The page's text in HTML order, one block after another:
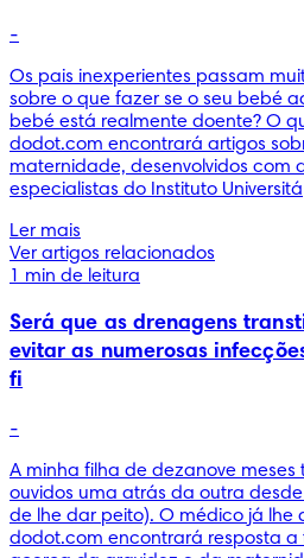
-
Os pais inexperientes passam
sobre o que fazer se o seu bebé
bebé está realmente doente? O
dodot.com encontrará artigos
maternidade, desenvolvidos com
especialistas do Instituto Universitá
Ler mais
Ver artigos relacionados
1 min de leitura
Será que as drenagens
evitar as numerosas
fi
-
A minha filha de dezanove meses
ouvidos uma atrás da outra
de lhe dar peito). O médico já lhe
dodot.com encontrará resposta a